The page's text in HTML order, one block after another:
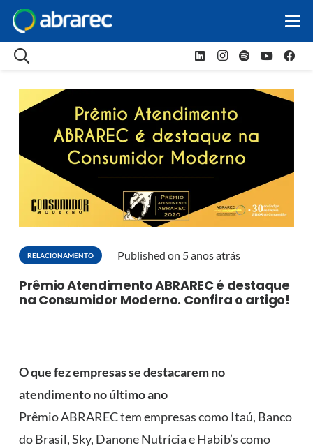
RELACIONAMENTO Published on 5 anos atrás
Prêmio Atendimento ABRAREC é destaque
na Consumidor Moderno. Confira o artigo!
O que fez empresas se destacarem no
atendimento no último ano
Prêmio ABRAREC tem empresas como Itaú, Banco
do Brasil, Sky, Danone Nutrícia e Habib’s como